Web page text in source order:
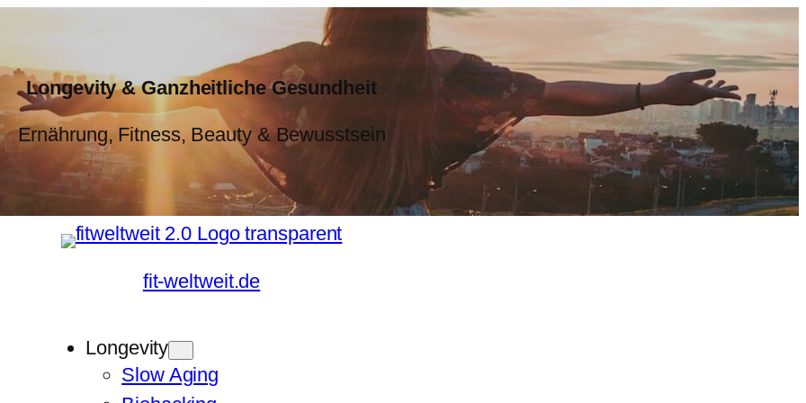
Longevity & Ganzheitliche Gesundheit
Ernährung, Fitness, Beauty & Bewusstsein
fit-weltweit.de
Longevity
Slow Aging